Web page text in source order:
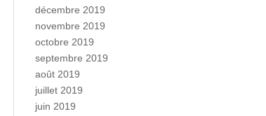
décembre 2019
novembre 2019
octobre 2019
septembre 2019
août 2019
juillet 2019
juin 2019